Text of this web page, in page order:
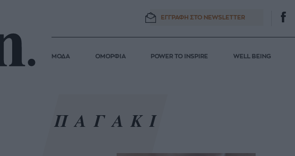
ΕΓΓΡΑΦΗ ΣΤΟ NEWSLETTER
ΜΟΔΑ ΟΜΟΡΦΙΑ POWER TO INSPIRE WELL BEING
ΠΑΓΑΚΙ